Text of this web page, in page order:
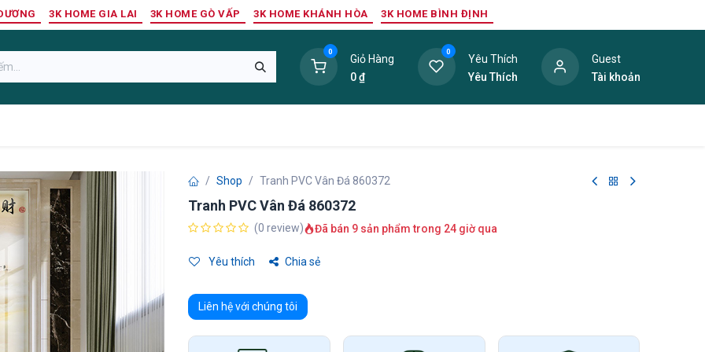
3K HOME GIA LAI 3K HOME GÒ VẤP 3K HOME KHÁNH HÒA 3K HOME BÌNH ĐỊNH
0
Giỏ Hàng
0₫
0
Yêu Thích
Yêu Thích
Guest
Tài khoản
Shop Tranh PVC Vân Đá 860372
Tranh PVC Vân Đá 860372
(0 review) Đã bán 9 sản phẩm trong 24 giờ qua
Yêu thích Chia sẻ
Liên hệ với chúng tôi